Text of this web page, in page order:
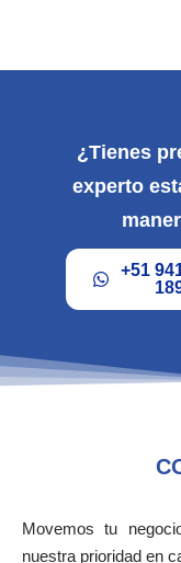
¿Tienes
experto
+51
Movemos tu
nuestra prioridad en